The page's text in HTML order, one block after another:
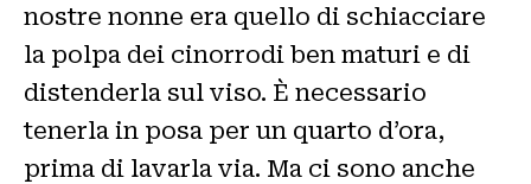
nostre nonne era quello di schiacciare
la polpa dei cinorrodi ben maturi e di
distenderla sul viso. È necessario
tenerla in posa per un quarto d’ora,
prima di lavarla via. Ma ci sono anche